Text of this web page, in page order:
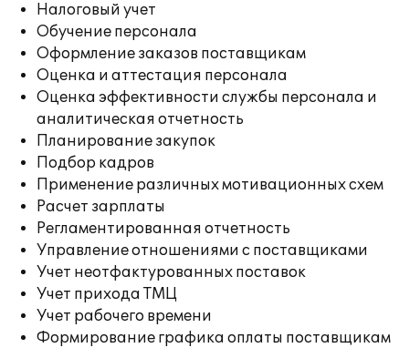
Налоговый учет
Обучение персонала
Оформление заказов поставщикам
Оценка и аттестация персонала
Оценка эффективности службы персонала и
аналитическая отчетность
Планирование закупок
Подбор кадров
Применение различных мотивационных схем
Расчет зарплаты
Регламентированная отчетность
Управление отношениями с поставщиками
Учет неотфактурованных поставок
Учет прихода ТМЦ
Учет рабочего времени
Формирование графика оплаты поставщикам